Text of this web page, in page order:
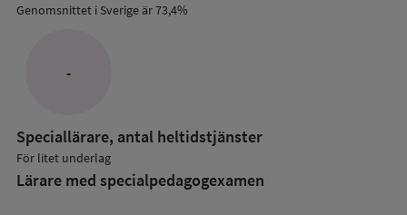
Genomsnittet i Sverige är 73,4%
-
Speciallärare, antal heltidstjänster
För litet underlag
Lärare med specialpedagog­examen